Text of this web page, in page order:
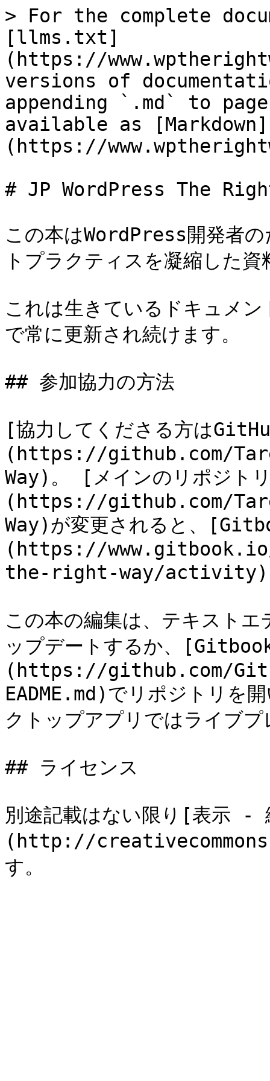
> For the complete
[llms.txt]
(https://
versions of
appending `.md` to
available as [Markdown]
(https://
# JP WordPress The
この本はWordPress開発者
トプラクティスを凝縮した資
これは生きているドキュメ
で常に更新され続けます。
## 参加協力の方法
[協力してくださる方は
(https://github.com/
Way)。 [メインのリポジト
(https://github.com/
Way)が変更されると、
(https://
the-right-way/activity)に
この本の編集は、テキスト
ップデートするか、
(https://github.com/
EADME.md)でリポジトリを
クトップアプリではライブ
## ライセンス
別途記載はない限り[表示
(http://